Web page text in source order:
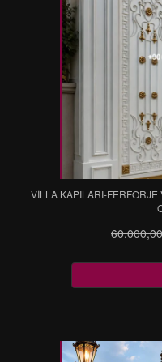
VİLLA KAPILARI-